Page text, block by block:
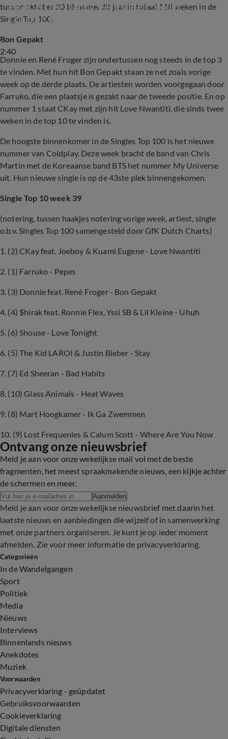
tussen oktober 2018 en mei dit jaar in totaal 118 weken in de
Single Top 100.
2:40
PRACHTIG! Danny Vera speelt 'Roller
Coaster' tijdens opening VI
Bon Gepakt
Donnie en René Froger zijn ondertussen nog steeds in de top 3
te vinden. Met hun hit Bon Gepakt staan ze net zoals vorige
week op de derde plaats. De artiesten worden voorgegaan door
Farruko, die een plaatsje is gezakt naar de tweede positie. En op
nummer 1 staat CKay met zijn hit Love Nwantiti, die sinds twee
weken in de top 10 te vinden is.
De hoogste binnenkomer in de Singles Top 100 is het nieuwe
nummer van Coldplay. Deze week bracht de band van Chris
Martin met de Koreaanse band BTS het nummer My Universe
uit. Hun nieuwe single is op de 43ste plek binnengekomen.
Single Top 10 week 39
(notering, tussen haakjes notering vorige week, artiest, single
o.b.v. Singles Top 100 samengesteld door GfK Dutch Charts)
1. (2) CKay feat. Joeboy & Kuami Eugene - Love Nwantiti
2. (1) Farruko - Pepes
3. (3) Donnie feat. René Froger - Bon Gepakt
4. (4) $hirak feat. Ronnie Flex, Yssi SB & Lil Kleine - Uhuh
5. (6) Shouse - Love Tonight
6. (5) The Kid LAROI & Justin Bieber - Stay
7. (7) Ed Sheeran - Bad Habits
8. (10) Glass Animals - Heat Waves
9. (8) Mart Hoogkamer - Ik Ga Zwemmen
10. (9) Lost Frequenies & Calum Scott - Where Are You Now
Ontvang onze nieuwsbrief
Meld je aan voor onze wekelijkse mail vol met de beste
fragmenten, het meest spraakmakende nieuws, een kijkje achter
de schermen en meer.
Aanmelden
Meld je aan voor onze wekelijkse nieuwsbrief met daarin het
laatste nieuws en aanbiedingen die wijzelf of in samenwerking
met onze partners organiseren. Je kunt je op ieder moment
afmelden. Zie voor meer informatie de privacyverklaring.
Categorieën
In de Wandelgangen
Sport
Politiek
Media
Nieuws
Interviews
Binnenlands nieuws
Anekdotes
Muziek
Voorwaarden
Privacyverklaring - geüpdatet
Gebruiksvoorwaarden
Cookieverklaring
Digitale diensten